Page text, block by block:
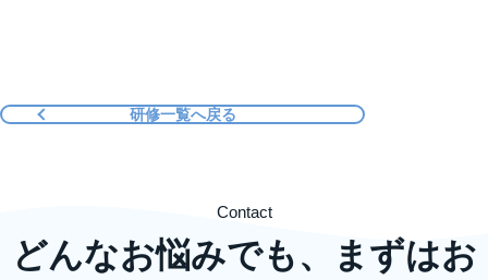
研修一覧へ戻る
どんなお悩みでも、まずはお
Contact